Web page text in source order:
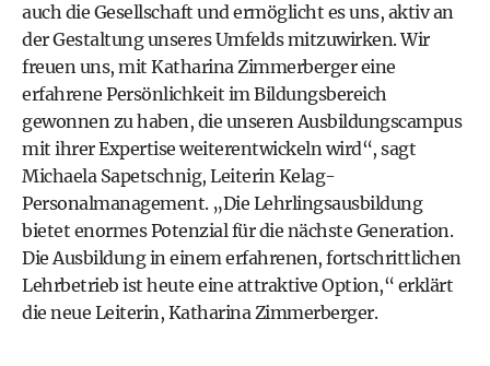
auch die Gesellschaft und ermöglicht es uns, aktiv an
der Gestaltung unseres Umfelds mitzuwirken. Wir
freuen uns, mit Katharina Zimmerberger eine
erfahrene Persönlichkeit im Bildungsbereich
gewonnen zu haben, die unseren Ausbildungscampus
mit ihrer Expertise weiterentwickeln wird“, sagt
Michaela Sapetschnig, Leiterin Kelag-
Personalmanagement. „Die Lehrlingsausbildung
bietet enormes Potenzial für die nächste Generation.
Die Ausbildung in einem erfahrenen, fortschrittlichen
Lehrbetrieb ist heute eine attraktive Option,“ erklärt
die neue Leiterin, Katharina Zimmerberger.